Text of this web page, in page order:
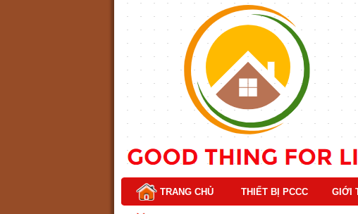
TRANG CHỦ THIẾT BỊ PCCC GIỚI